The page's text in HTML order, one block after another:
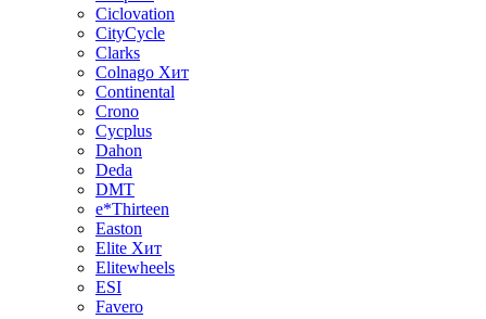
Ciclovation
CityCycle
Clarks
Colnago Хит
Continental
Crono
Cycplus
Dahon
Deda
DMT
e*Thirteen
Easton
Elite Хит
Elitewheels
ESI
Favero